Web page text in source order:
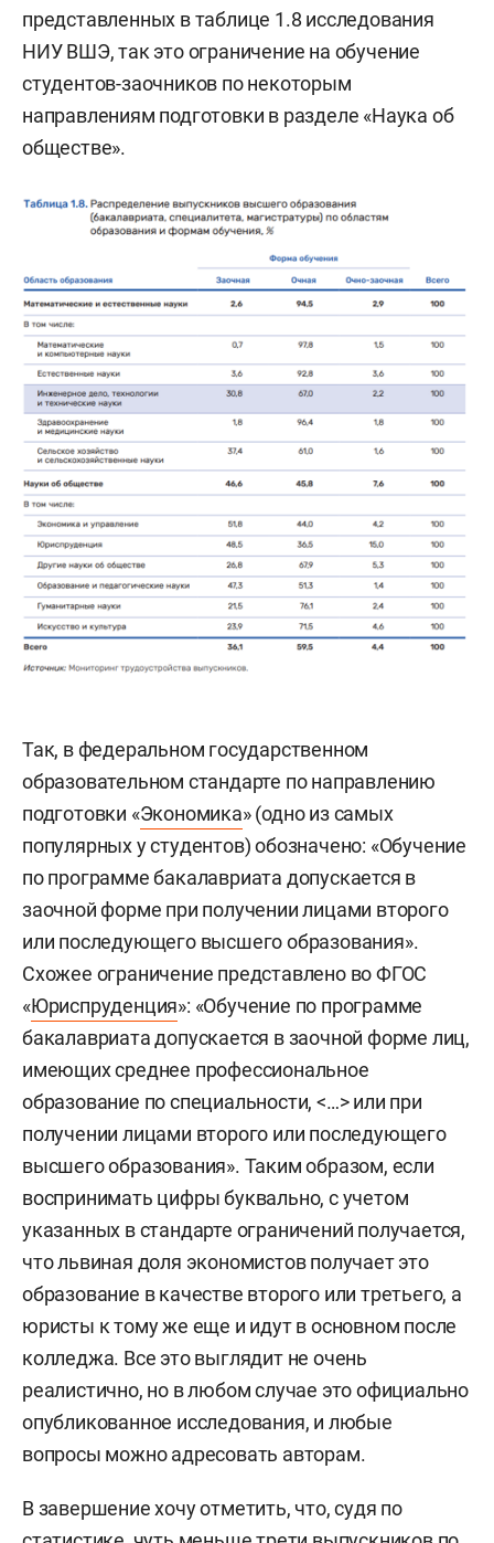
представленных в таблице 1.8 исследования
НИУ ВШЭ, так это ограничение на обучение
студентов-заочников по некоторым
направлениям подготовки в разделе «Наука об
обществе».
Так, в федеральном государственном
образовательном стандарте по направлению
подготовки «Экономика» (одно из самых
популярных у студентов) обозначено: «Обучение
по программе бакалавриата допускается в
заочной форме при получении лицами второго
или последующего высшего образования».
Схожее ограничение представлено во ФГОС
«Юриспруденция»: «Обучение по программе
бакалавриата допускается в заочной форме лиц,
имеющих среднее профессиональное
образование по специальности, <…> или при
получении лицами второго или последующего
высшего образования». Таким образом, если
воспринимать цифры буквально, с учетом
указанных в стандарте ограничений получается,
что львиная доля экономистов получает это
образование в качестве второго или третьего, а
юристы к тому же еще и идут в основном после
колледжа. Все это выглядит не очень
реалистично, но в любом случае это официально
опубликованное исследования, и любые
вопросы можно адресовать авторам.
В завершение хочу отметить, что, судя по